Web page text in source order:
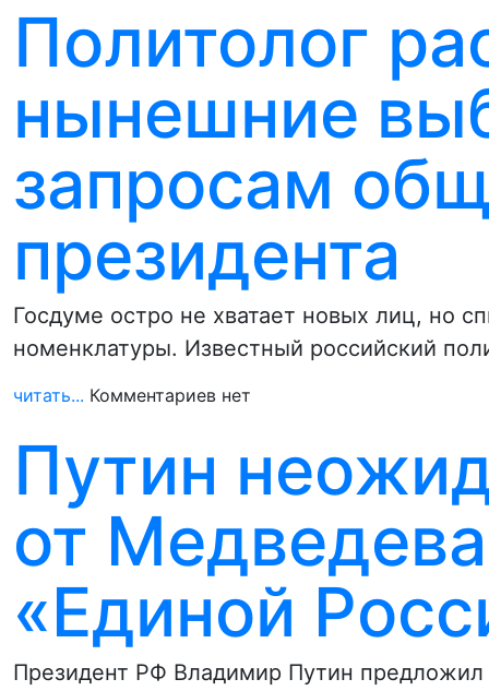
Политолог
нынешние
запросам
президента
Госдуме остро не хватает новых лиц, но
номенклатуры. Известный российский
читать... Комментариев нет
Путин
от
«Единой
Президент РФ Владимир Путин предложил